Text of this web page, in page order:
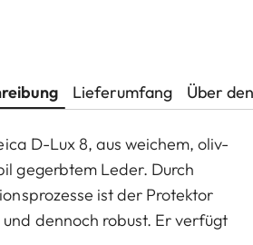
Lieferumfang Über
D-Lux 8, aus weichem, oliv-
gegerbtem Leder. Durch
ist der Protektor
dennoch robust. Er verfügt